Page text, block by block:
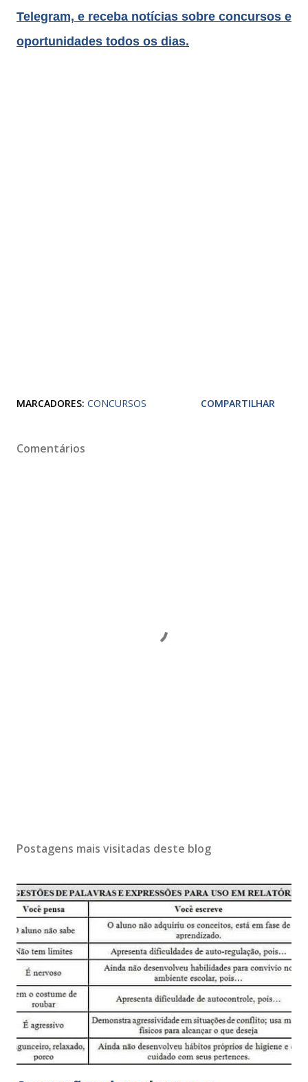
Telegram, e receba notícias sobre concursos e
oportunidades todos os dias.
MARCADORES: CONCURSOS COMPARTILHAR
Comentários
Postagens mais visitadas deste blog